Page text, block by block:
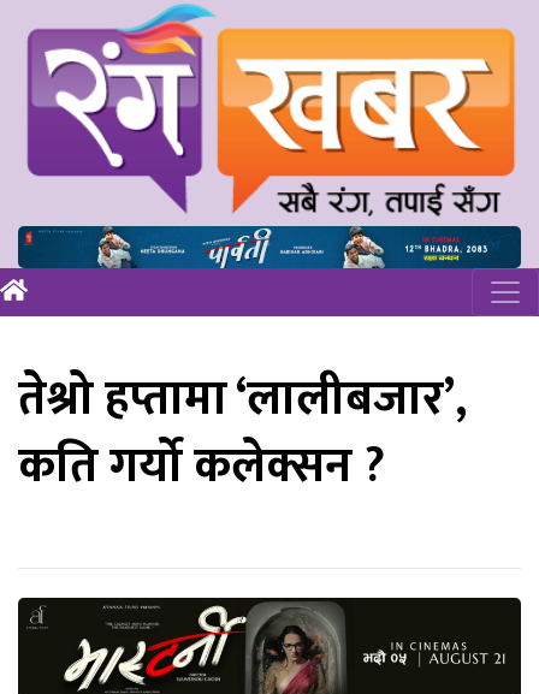
तेश्रो हप्तामा ‘लालीबजार’,
कति गर्यो कलेक्सन ?